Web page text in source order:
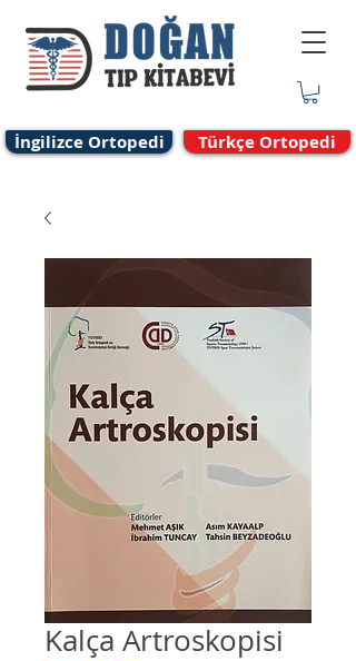
İngilizce Ortopedi Türkçe Ortopedi
Kalça Artroskopisi